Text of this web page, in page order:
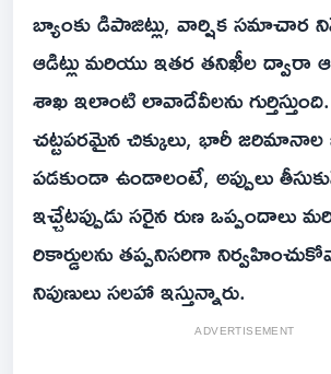
బ్యాంకు డిపాజిట్లు, వార్షిక సమాచార
ఆడిట్లు మరియు ఇతర తనిఖీల ద్వారా
శాఖ ఇలాంటి లావాదేవీలను
చట్టపరమైన చిక్కులు, భారీ
పడకుండా ఉండాలంటే, అప్పులు
ఇచ్చేటప్పుడు సరైన రుణ ఒప్పందాలు
రికార్డులను తప్పనిసరిగా
నిపుణులు సలహా ఇస్తున్నారు.
ADVERTISEMENT